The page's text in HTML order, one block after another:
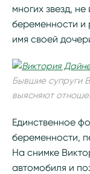
многих звезд,
беременности и
имя своей
Бывшие супруги
выясняют
Единственное
беременности,
На снимке
автомобиля и